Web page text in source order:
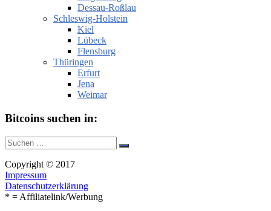
Dessau-Roßlau
Schleswig-Holstein
Kiel
Lübeck
Flensburg
Thüringen
Erfurt
Jena
Weimar
Bitcoins suchen in:
Suche
nach:
Suchen
Copyright © 2017
Impressum
Datenschutzerklärung
* = Affiliatelink/Werbung